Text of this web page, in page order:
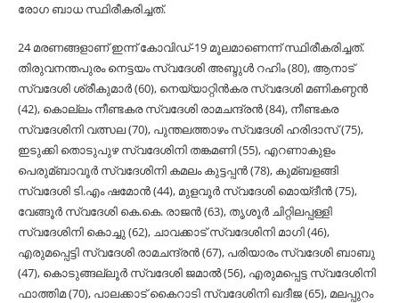
രോഗ ബാധ സ്ഥിരീകരിച്ചത്.
24 മരണങ്ങളാണ് ഇന്ന് കോവിഡ്-19 മൂലമാണെന്ന് സ്ഥിരീകരിച്ചത്.
തിരുവനന്തപുരം നെട്ടയം സ്വദേശി അബ്ദുള്‍ റഹിം (80), ആനാട്
സ്വദേശി ശ്രീകുമാര്‍ (60), നെയ്യാറ്റിന്‍കര സ്വദേശി മണികണ്ഠന്‍
(42), കൊല്ലം നീണ്ടകര സ്വദേശി രാമചന്ദ്രന്‍ (84), നീണ്ടകര
സ്വദേശിനി വത്സല (70), പുന്തലത്താഴം സ്വദേശി ഹരിദാസ് (75),
ഇടുക്കി തൊടുപുഴ സ്വദേശിനി തങ്കമണി (55), എറണാകുളം
പെരുമ്ബാവൂര്‍ സ്വദേശിനി കമലം കുട്ടപ്പന്‍ (78), കുമ്ബളങ്ങി
സ്വദേശി ടി.എം ഷമോന്‍ (44), മുളവൂര്‍ സ്വദേശി മൊയ്ദീന്‍ (75),
വേങ്ങൂര്‍ സ്വദേശി കെ.കെ. രാജന്‍ (63), തൃശൂര്‍ ചിറ്റിലപ്പള്ളി
സ്വദേശിനി കൊച്ചു (62), ചാവക്കാട് സ്വദേശിനി മാഗി (46),
എരുമപ്പെട്ടി സ്വദേശി രാമചന്ദ്രന്‍ (67), പരിയാരം സ്വദേശി ബാബു
(47), കൊടുങ്ങല്ലൂര്‍ സ്വദേശി ജമാല്‍ (56), എരുമപ്പെട്ട സ്വദേശിനി
ഫാത്തിമ (70), പാലക്കാട് കൈറാടി സ്വദേശിനി ഖദീജ (65), മലപ്പുറം